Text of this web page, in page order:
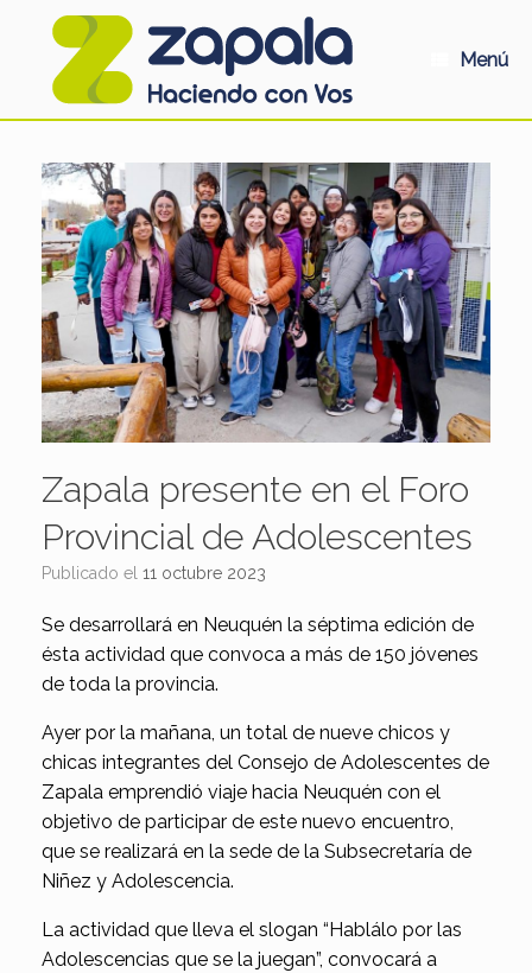
Menú
Zapala presente en el Foro
Provincial de Adolescentes
Publicado el 11 octubre 2023
Se desarrollará en Neuquén la séptima edición de
ésta actividad que convoca a más de 150 jóvenes
de toda la provincia.
Ayer por la mañana, un total de nueve chicos y
chicas integrantes del Consejo de Adolescentes de
Zapala emprendió viaje hacia Neuquén con el
objetivo de participar de este nuevo encuentro,
que se realizará en la sede de la Subsecretaría de
Niñez y Adolescencia.
La actividad que lleva el slogan “Hablálo por las
Adolescencias que se la juegan”, convocará a